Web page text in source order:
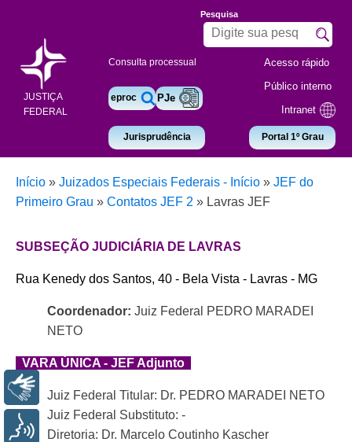
JUSTIÇA
FEDERAL
Consulta processual
eproc PJe
Jurisprudência
Pesquisa
Acesso rápido
Público interno
Intranet
Portal 1º Grau
Início » Juizados Especiais Federais - Início » JEF do
Primeiro Grau » Contatos JEF 2 » Lavras JEF
SUBSEÇÃO JUDICIÁRIA DE LAVRAS
Rua Kenedy dos Santos, 40 - Bela Vista - Lavras - MG
Coordenador: Juiz Federal PEDRO MARADEI
NETO
VARA ÚNICA - JEF Adjunto
Juiz Federal Titular: Dr. PEDRO MARADEI NETO
Juiz Federal Substituto: -
Diretoria: Dr. Marcelo Coutinho Kascher
Libras
Voz